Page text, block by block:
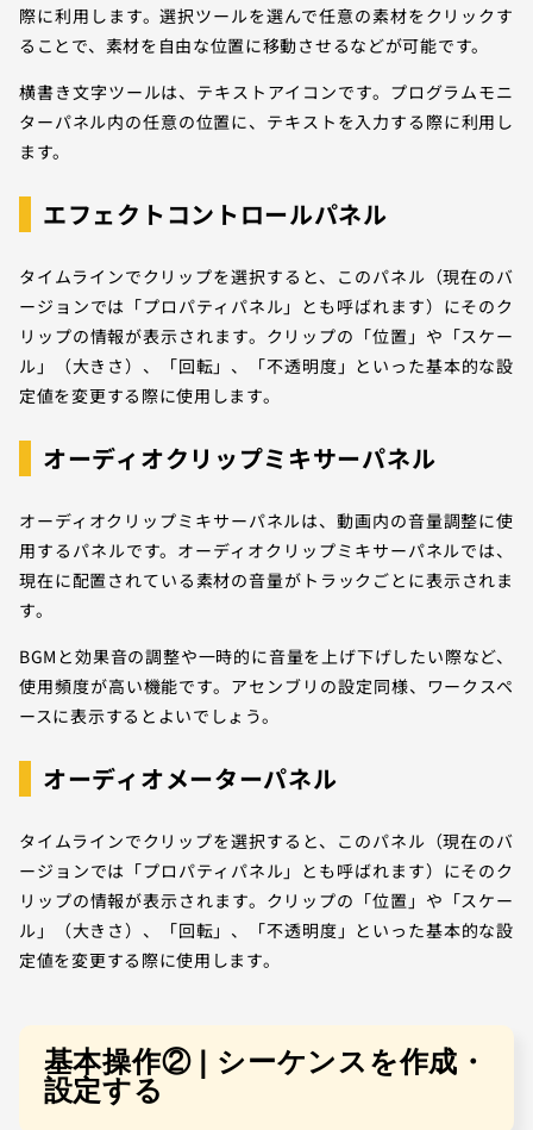
際に利用します。選択ツールを選んで任意の素材をクリックす
ることで、素材を自由な位置に移動させるなどが可能です。
横書き文字ツールは、テキストアイコンです。プログラムモニ
ターパネル内の任意の位置に、テキストを入力する際に利用し
ます。
エフェクトコントロールパネル
タイムラインでクリップを選択すると、このパネル（現在のバ
ージョンでは「プロパティパネル」とも呼ばれます）にそのク
リップの情報が表示されます。クリップの「位置」や「スケー
ル」（大きさ）、「回転」、「不透明度」といった基本的な設
定値を変更する際に使用します。
オーディオクリップミキサーパネル
オーディオクリップミキサーパネルは、動画内の音量調整に使
用するパネルです。オーディオクリップミキサーパネルでは、
現在に配置されている素材の音量がトラックごとに表示されま
す。
BGMと効果音の調整や一時的に音量を上げ下げしたい際など、
使用頻度が高い機能です。アセンブリの設定同様、ワークスペ
ースに表示するとよいでしょう。
オーディオメーターパネル
タイムラインでクリップを選択すると、このパネル（現在のバ
ージョンでは「プロパティパネル」とも呼ばれます）にそのク
リップの情報が表示されます。クリップの「位置」や「スケー
ル」（大きさ）、「回転」、「不透明度」といった基本的な設
定値を変更する際に使用します。
基本操作② | シーケンスを作成・
設定する